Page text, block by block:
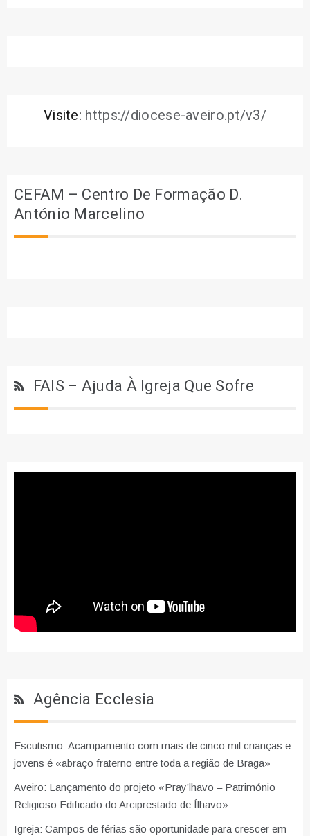
Visite: https://diocese-aveiro.pt/v3/
CEFAM – Centro De Formação D.
António Marcelino
FAIS – Ajuda À Igreja Que Sofre
Agência Ecclesia
Escutismo: Acampamento com mais de cinco mil crianças e
jovens é «abraço fraterno entre toda a região de Braga»
Aveiro: Lançamento do projeto «Pray’lhavo – Património
Religioso Edificado do Arciprestado de Ílhavo»
Igreja: Campos de férias são oportunidade para crescer em